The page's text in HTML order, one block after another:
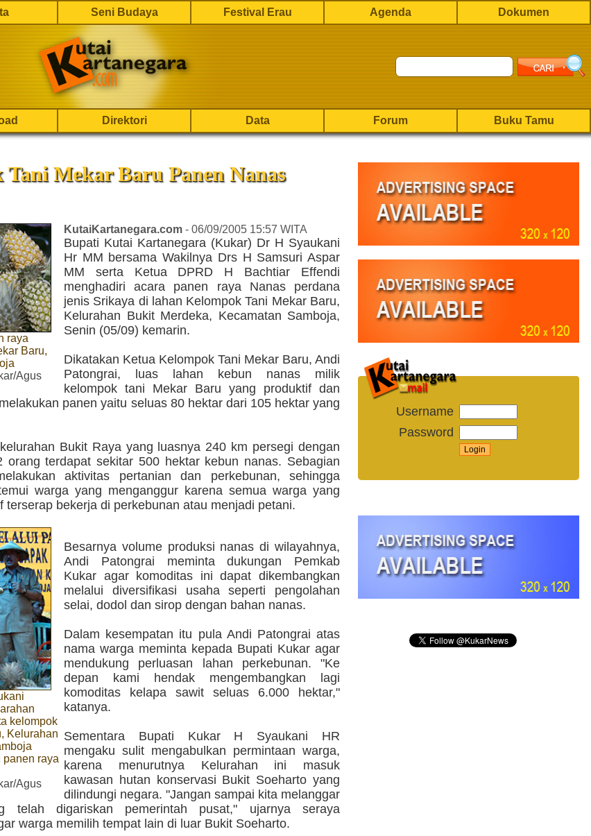
Seni Budaya Festival Erau Agenda Dokumen
Direktori Data Forum Buku Tamu
Tani Mekar Baru Panen Nanas
raya
Baru,
Agus
KutaiKartanegara.com - 06/09/2005 15:57 WITA
Bupati Kutai Kartanegara (Kukar) Dr H Syaukani
Hr MM bersama Wakilnya Drs H Samsuri Aspar
MM serta Ketua DPRD H Bachtiar Effendi
menghadiri acara panen raya Nanas perdana
jenis Srikaya di lahan Kelompok Tani Mekar Baru,
Kelurahan Bukit Merdeka, Kecamatan Samboja,
Senin (05/09) kemarin.
Dikatakan Ketua Kelompok Tani Mekar Baru, Andi
Patongrai, luas lahan kebun nanas milik
kelompok tani Mekar Baru yang produktif dan
panen yaitu seluas 80 hektar dari 105 hektar yang
Bukit Raya yang luasnya 240 km persegi dengan
orang terdapat sekitar 500 hektar kebun nanas. Sebagian
aktivitas pertanian dan perkebunan, sehingga
warga yang menganggur karena semua warga yang
terserap bekerja di perkebunan atau menjadi petani.
kelompok
Kelurahan
raya
Agus
Besarnya volume produksi nanas di wilayahnya,
Andi Patongrai meminta dukungan Pemkab
Kukar agar komoditas ini dapat dikembangkan
melalui diversifikasi usaha seperti pengolahan
selai, dodol dan sirop dengan bahan nanas.
Dalam kesempatan itu pula Andi Patongrai atas
nama warga meminta kepada Bupati Kukar agar
mendukung perluasan lahan perkebunan. "Ke
depan kami hendak mengembangkan lagi
komoditas kelapa sawit seluas 6.000 hektar,"
katanya.
Sementara Bupati Kukar H Syaukani HR
mengaku sulit mengabulkan permintaan warga,
karena menurutnya Kelurahan ini masuk
kawasan hutan konservasi Bukit Soeharto yang
dilindungi negara. "Jangan sampai kita melanggar
telah digariskan pemerintah pusat," ujarnya seraya
warga memilih tempat lain di luar Bukit Soeharto.
Username
Password